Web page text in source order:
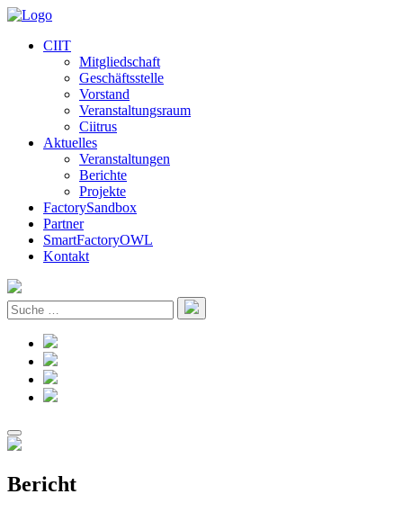
CIIT
Mitgliedschaft
Geschäftsstelle
Vorstand
Veranstaltungsraum
Ciitrus
Aktuelles
Veranstaltungen
Berichte
Projekte
FactorySandbox
Partner
SmartFactoryOWL
Kontakt
Bericht